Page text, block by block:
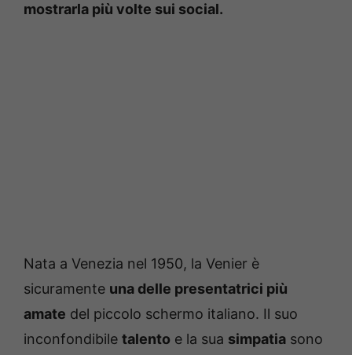
mostrarla più volte sui social.
Nata a Venezia nel 1950, la Venier è
sicuramente una delle presentatrici più
amate del piccolo schermo italiano. Il suo
inconfondibile talento e la sua simpatia sono